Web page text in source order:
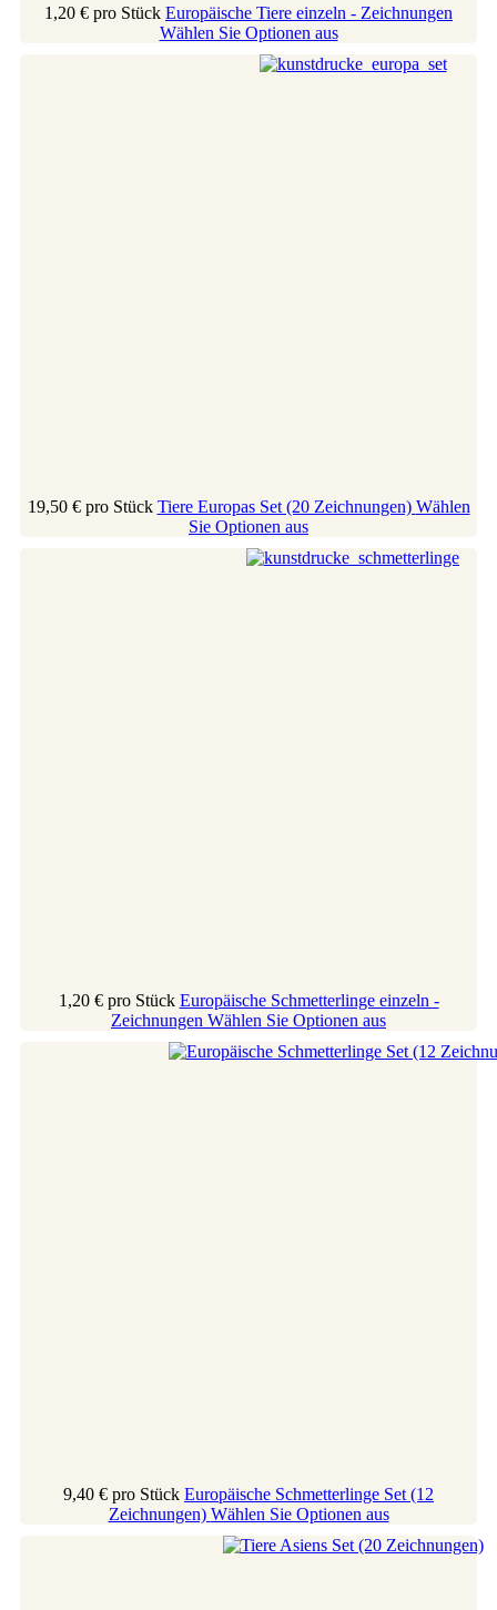
1,20 € pro Stück Europäische Tiere einzeln - Zeichnungen
Wählen Sie Optionen aus
19,50 € pro Stück Tiere Europas Set (20 Zeichnungen) Wählen
Sie Optionen aus
1,20 € pro Stück Europäische Schmetterlinge einzeln -
Zeichnungen Wählen Sie Optionen aus
9,40 € pro Stück Europäische Schmetterlinge Set (12
Zeichnungen) Wählen Sie Optionen aus